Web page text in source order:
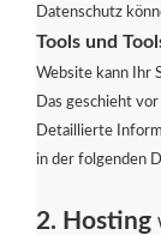
Datenschutz
Tools und
Website kann Ihr
Das geschieht
Detaillierte
in der folgenden
2. Hosting